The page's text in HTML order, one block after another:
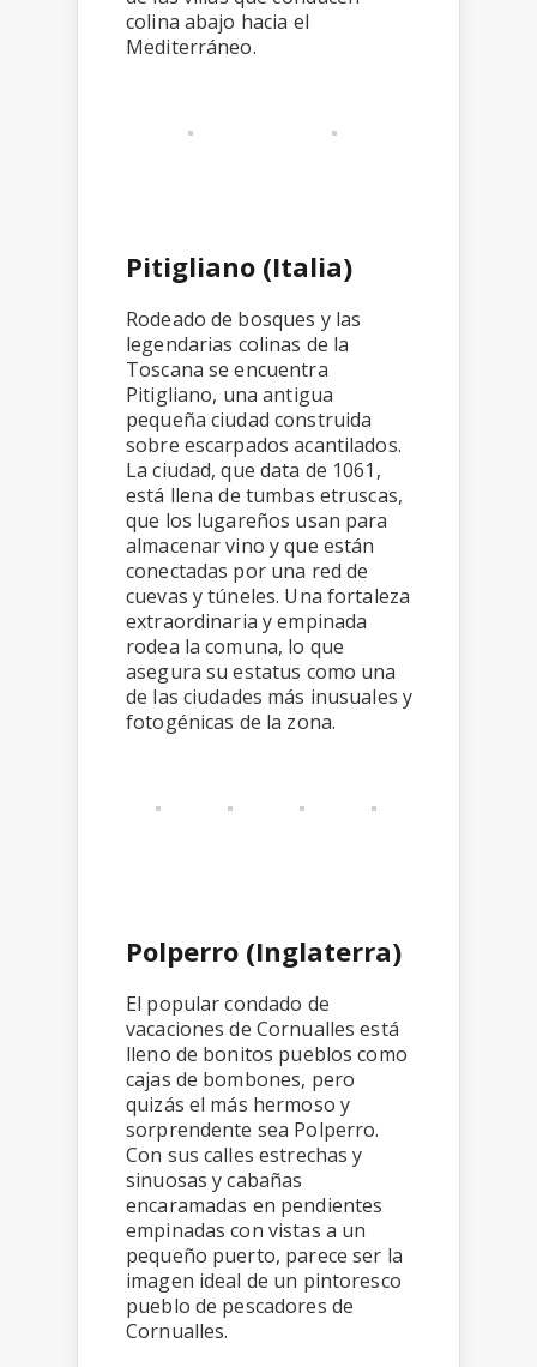
colina abajo hacia el
Mediterráneo.
Pitigliano (Italia)
Rodeado de bosques y las
legendarias colinas de la
Toscana se encuentra
Pitigliano, una antigua
pequeña ciudad construida
sobre escarpados acantilados.
La ciudad, que data de 1061,
está llena de tumbas etruscas,
que los lugareños usan para
almacenar vino y que están
conectadas por una red de
cuevas y túneles. Una fortaleza
extraordinaria y empinada
rodea la comuna, lo que
asegura su estatus como una
de las ciudades más inusuales y
fotogénicas de la zona.
Polperro (Inglaterra)
El popular condado de
vacaciones de Cornualles está
lleno de bonitos pueblos como
cajas de bombones, pero
quizás el más hermoso y
sorprendente sea Polperro.
Con sus calles estrechas y
sinuosas y cabañas
encaramadas en pendientes
empinadas con vistas a un
pequeño puerto, parece ser la
imagen ideal de un pintoresco
pueblo de pescadores de
Cornualles.